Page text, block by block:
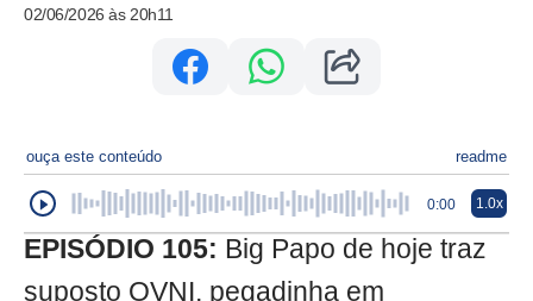
02/06/2026 às 20h11
ouça este conteúdo readme
0:00 1.0x
EPISÓDIO 105: Big Papo de hoje traz
suposto OVNI, pegadinha em